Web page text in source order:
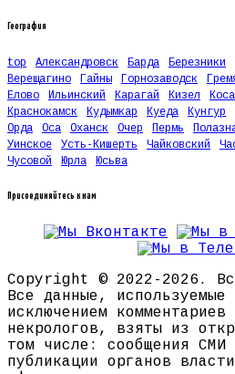
География
top Александровск Барда Березники
Верещагино
Гайны Горнозаводск
Елово
Ильинский Карагай Кизел Коса
Краснокамск
Кудымкар Куеда Кунгур
Орда
Оса Оханск Очер Пермь
Уинское
Усть-Кишерть Чайковский
Чусовой
Юрла Юсьва
Присоединяйтесь к нам
Copyright © 2022-2026.
Все данные,
исключением
некрологов, взяты из
том числе: сообщения СМИ
публикации органов